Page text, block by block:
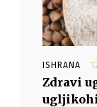
ISHRANA
Zdravi